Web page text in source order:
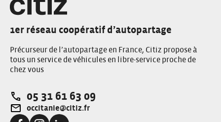
1er réseau coopératif d’autopartage
Précurseur de l’autopartage en France, Citiz propose à
tous un service de véhicules en libre-service proche de
chez vous
Téléphone:
05 31 61 63 09
Adresse e-mail:
occitanie@citiz.fr